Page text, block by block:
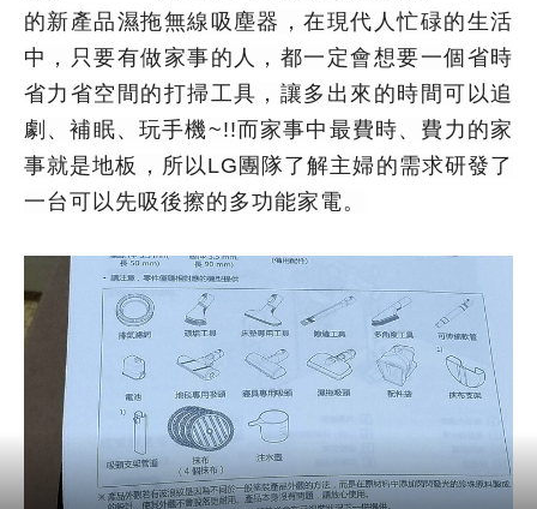
的新產品濕拖無線吸塵器，在現代人忙碌的生活
中，只要有做家事的人，都一定會想要一個省時
省力省空間的打掃工具，讓多出來的時間可以追
劇、補眠、玩手機~!!而家事中最費時、費力的家
事就是地板，所以LG團隊了解主婦的需求研發了
一台可以先吸後擦的多功能家電。